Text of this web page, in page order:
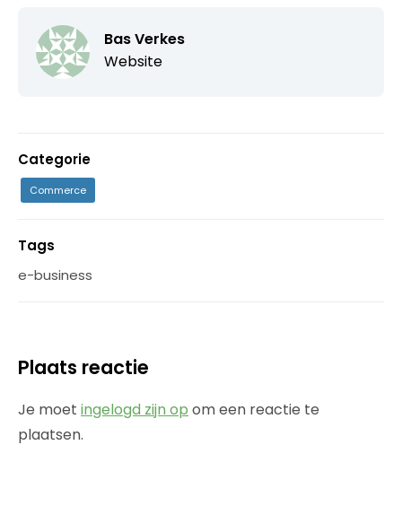
Bas Verkes
Website
Categorie
Commerce
Tags
e-business
Plaats reactie
Je moet ingelogd zijn op om een reactie te
plaatsen.